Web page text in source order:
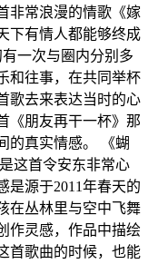
非常浪漫的情歌《嫁
下有情人都能够终成
一次与圈内分别多
和往事，在共同举杯
歌去来表达当时的心
《朋友再干一杯》那
的真实情感。 《蝴
这首令安东非常心
是源于2011年春天的
在丛林里与空中飞舞
作灵感，作品中描绘
首歌曲的时候，也能